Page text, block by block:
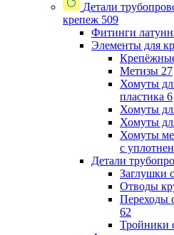
Детали
крепеж 509
Фитинги
Элементы для
Метизы 27
Хомуты
пластика 6
Хомуты
Хомуты
Хомуты
с
Детали
Заглушки
Отводы
Переходы
62
Тройники